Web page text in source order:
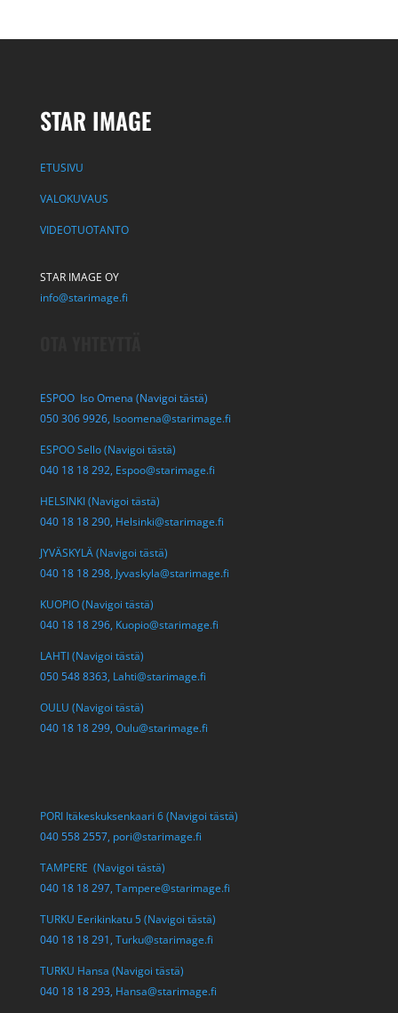
STAR IMAGE
ETUSIVU
VALOKUVAUS
VIDEOTUOTANTO
STAR IMAGE OY
info@starimage.fi
ESPOO Iso Omena (Navigoi tästä)
050 306 9926, Isoomena@starimage.fi
ESPOO Sello (Navigoi tästä)
040 18 18 292, Espoo@starimage.fi
HELSINKI (Navigoi tästä)
040 18 18 290, Helsinki@starimage.fi
JYVÄSKYLÄ (Navigoi tästä)
040 18 18 298, Jyvaskyla@starimage.fi
KUOPIO (Navigoi tästä)
040 18 18 296, Kuopio@starimage.fi
LAHTI (Navigoi tästä)
050 548 8363, Lahti@starimage.fi
OULU (Navigoi tästä)
040 18 18 299, Oulu@starimage.fi
PORI Itäkeskuksenkaari 6 (Navigoi tästä)
040 558 2557, pori@starimage.fi
TAMPERE (Navigoi tästä)
040 18 18 297, Tampere@starimage.fi
TURKU Eerikinkatu 5 (Navigoi tästä)
040 18 18 291, Turku@starimage.fi
TURKU Hansa (Navigoi tästä)
040 18 18 293, Hansa@starimage.fi